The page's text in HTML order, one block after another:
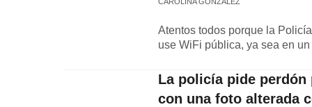
Atentos todos porque la
use WiFi pública, ya sea en
La policía pide
con una foto alterada